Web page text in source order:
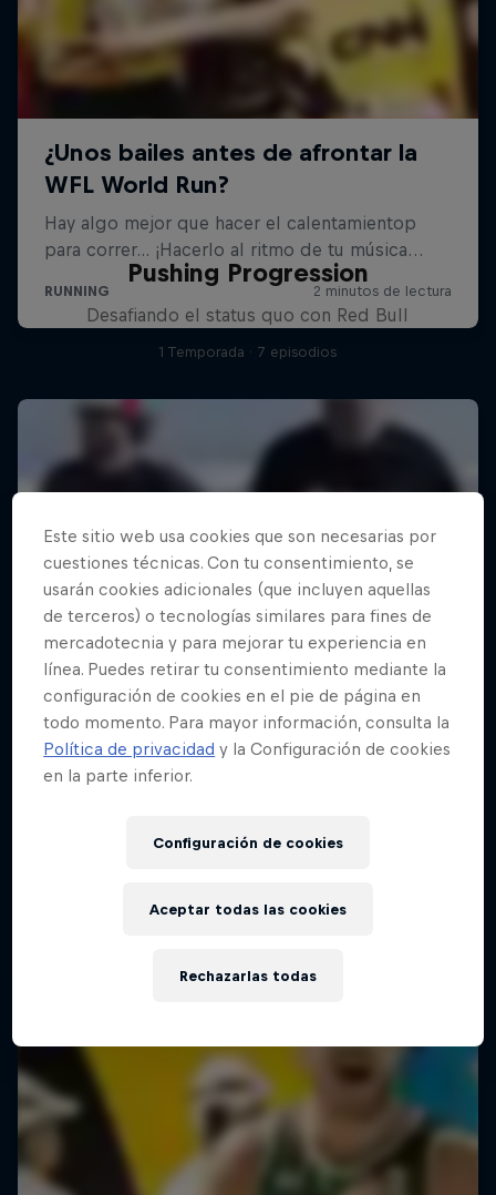
Pushing Progression
Desafiando el status quo con Red Bull
1 Temporada · 7 episodios
Este sitio web usa cookies que son necesarias por
cuestiones técnicas. Con tu consentimiento, se
usarán cookies adicionales (que incluyen aquellas
de terceros) o tecnologías similares para fines de
mercadotecnia y para mejorar tu experiencia en
línea. Puedes retirar tu consentimiento mediante la
configuración de cookies en el pie de página en
todo momento. Para mayor información, consulta la
Política de privacidad y la Configuración de cookies
en la parte inferior.
Configuración de cookies
Rechazarlas todas
Aceptar todas las cookies